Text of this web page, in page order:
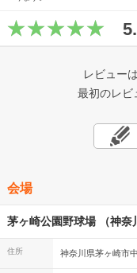
レビュー
最初のレビ
会場
茅ヶ崎公園野球場 （神奈
住所 神奈川県茅ヶ崎市